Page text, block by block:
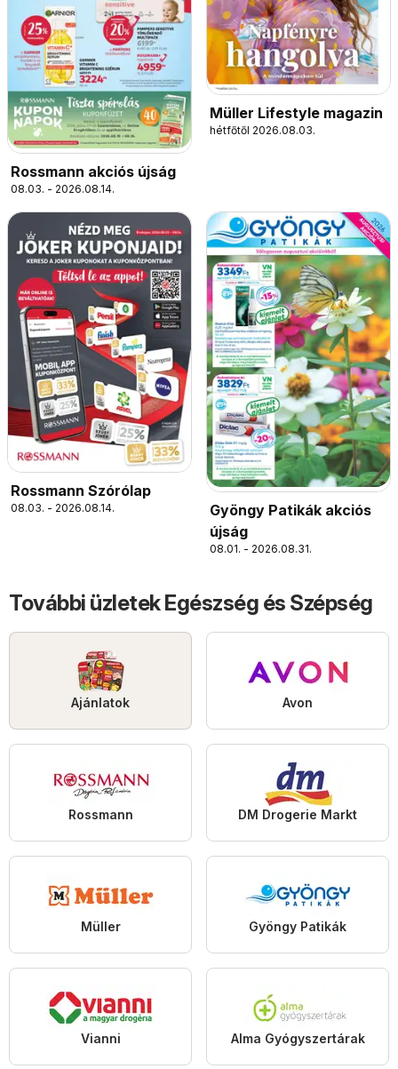
Rossmann akciós újság
08.03. - 2026.08.14.
Müller Lifestyle magazin
hétfőtől 2026.08.03.
Rossmann Szórólap
08.03. - 2026.08.14.
Gyöngy Patikák akciós
újság
08.01. - 2026.08.31.
További üzletek Egészség és Szépség
Ajánlatok Avon
Rossmann DM Drogerie Markt
Müller Gyöngy Patikák
Vianni Alma Gyógyszertárak